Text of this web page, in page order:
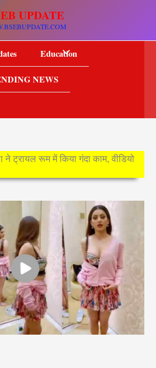
UPDATE
Education
NEWS
ने ट्रायल रूम में किया गंदा काम, वीडियो